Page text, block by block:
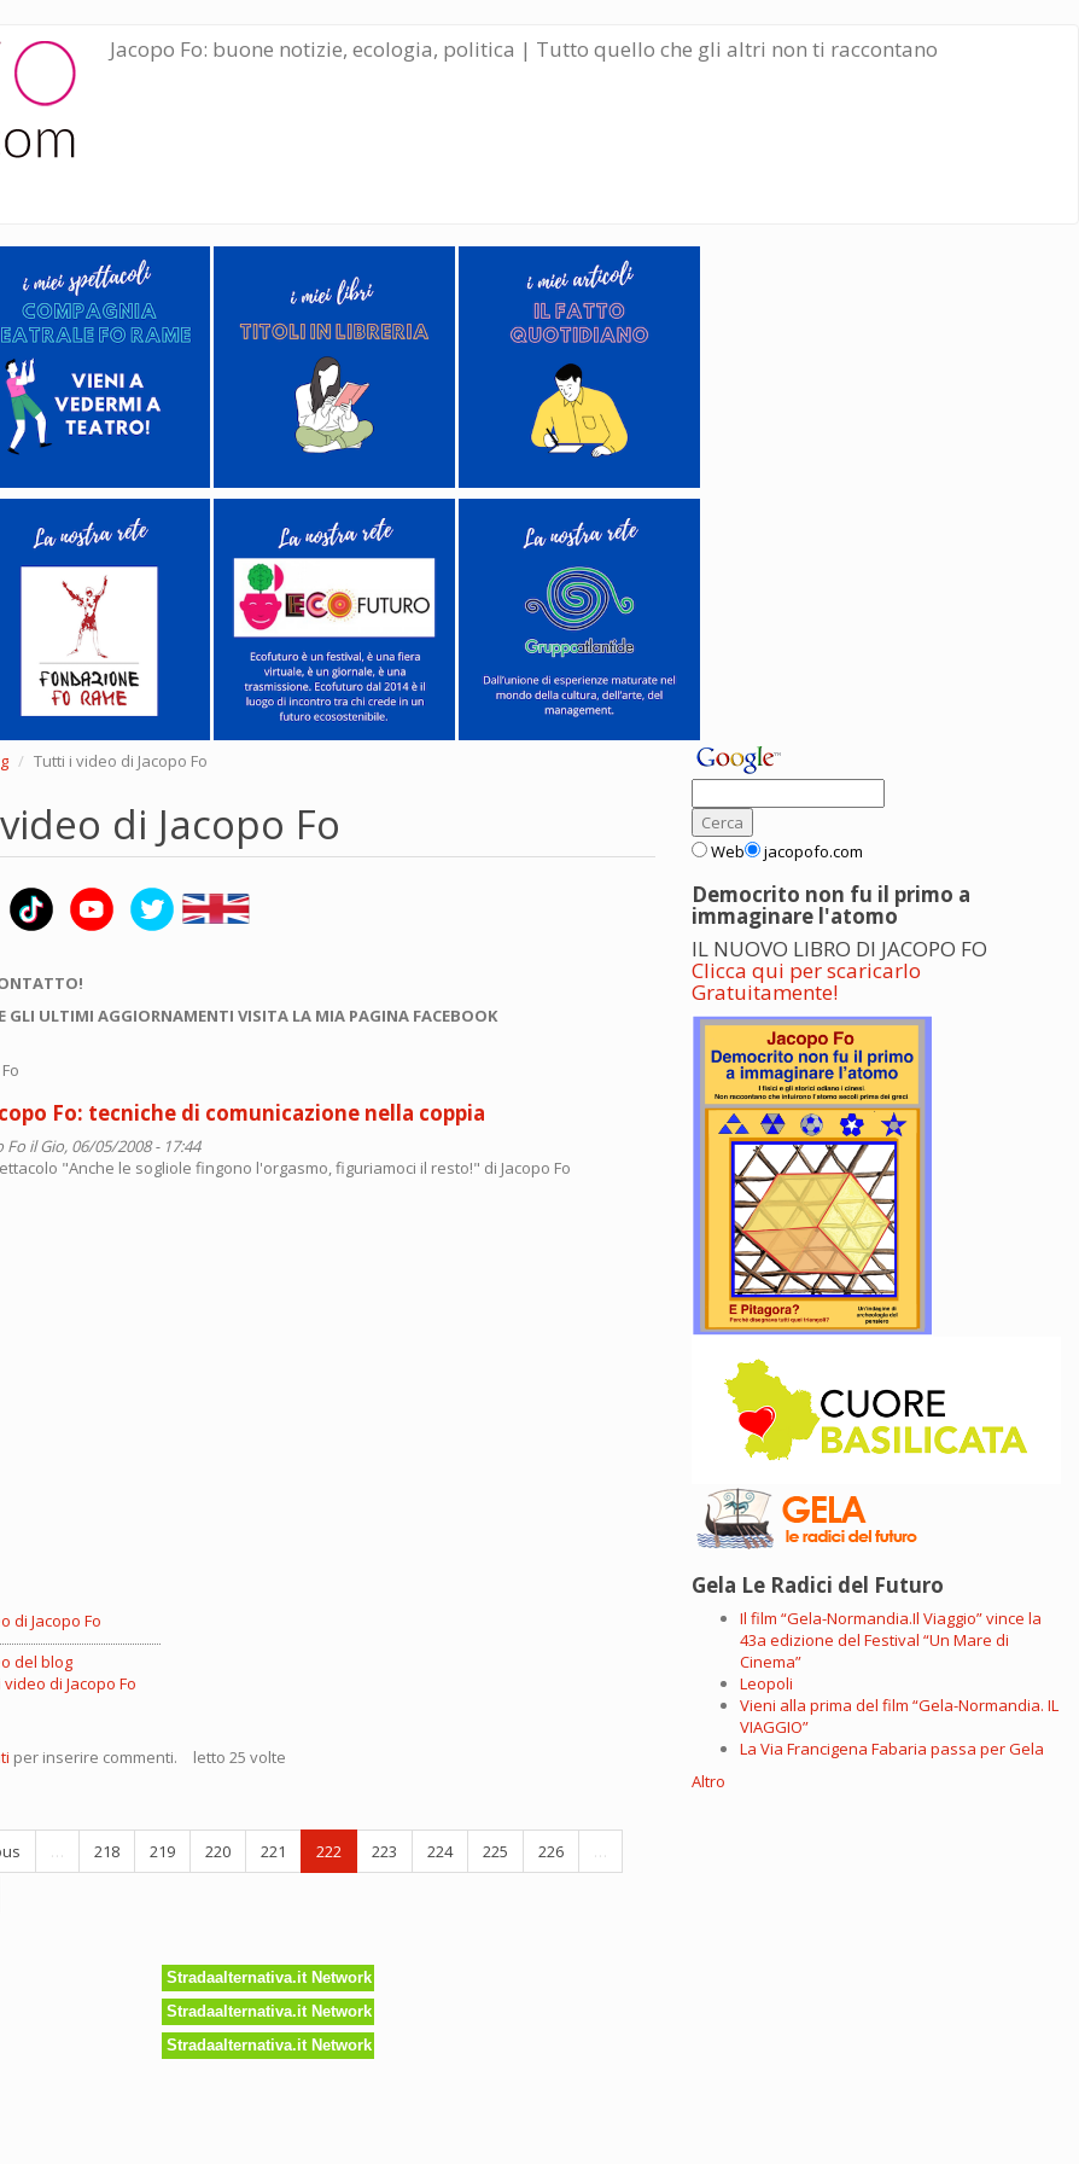
Jacopo Fo: buone notizie, ecologia, politica | Tutto quello che gli altri non ti raccontano
Tutti i video di Jacopo Fo
di Jacopo Fo
GLI ULTIMI AGGIORNAMENTI VISITA LA MIA PAGINA FACEBOOK
Fo: tecniche di comunicazione nella coppia
Fo il Gio, 06/05/2008 - 17:44
"Anche le sogliole fingono l'orgasmo, figuriamoci il resto!" di Jacopo Fo
di Jacopo Fo
del blog
video di Jacopo Fo
per inserire commenti. letto 25 volte
… 218 219 220 221 222 223 224 225 226
…
Stradaalternativa.it Network
Stradaalternativa.it Network
Stradaalternativa.it Network
Web jacopofo.com
Democrito non fu il primo a
immaginare l'atomo
IL NUOVO LIBRO DI JACOPO FO
Clicca qui per scaricarlo
Gratuitamente!
Gela Le Radici del Futuro
Il film “Gela-Normandia.Il Viaggio” vince la
43a edizione del Festival “Un Mare di
Cinema”
Leopoli
Vieni alla prima del film “Gela-Normandia. IL
VIAGGIO”
La Via Francigena Fabaria passa per Gela
Altro